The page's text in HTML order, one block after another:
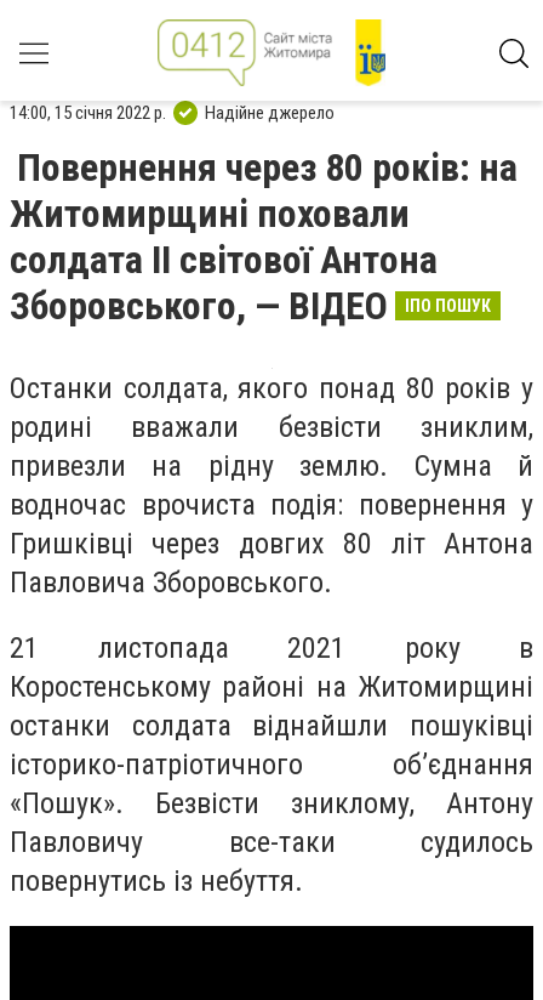
14:00, 15 січня 2022 р. Надійне джерело
Повернення через 80 років: на
Житомирщині поховали
солдата ІІ світової Антона
Зборовського, — ВІДЕО
ІПО ПОШУК
Останки солдата, якого понад 80 років у
родині вважали безвісти зниклим,
привезли на рідну землю. Сумна й
водночас врочиста подія: повернення у
Гришківці через довгих 80 літ Антона
Павловича Зборовського.
21 листопада 2021 року в
Коростенському районі на Житомирщині
останки солдата віднайшли пошуківці
історико-патріотичного об’єднання
«Пошук». Безвісти зниклому, Антону
Павловичу все-таки судилось
повернутись із небуття.